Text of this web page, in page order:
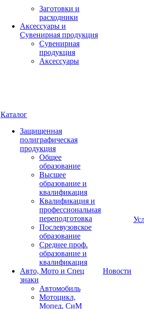
Заготовки и
расходники
Аксессуары и
Сувенирная продукция
Сувенирная
продукция
Аксессуары
Каталог
Защищенная
полиграфическая
продукция
Общее
образование
Высшее
образование и
квалификация
Квалификация и
профессиональная
переподготовка
Послевузовское
образование
Среднее проф.
образование и
квалификация
Авто, Мото и Спец
знаки
Автомобиль
Мотоцикл,
Мопед, СиМ
Новости